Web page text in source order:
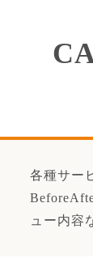
各種サー
ュー内容